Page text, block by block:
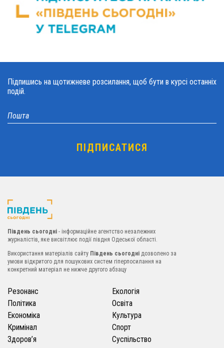
Підпишись на щотижневе розсилання, щоб бути в курсі останніх
подій.
Південь сьогодні - інформаційне агентство незалежних
журналістів, яке висвітлює події півдня Одеської області.
Використання матеріалів сайту Південь сьогодні дозволено за
умови відкритого для пошукових систем гіперпосилання на
конкретний матеріал не нижче другого абзацу
Резонанс
Політика
Економіка
Кримінал
Здоров’я
Екологія
Освіта
Культура
Спорт
Суспільство